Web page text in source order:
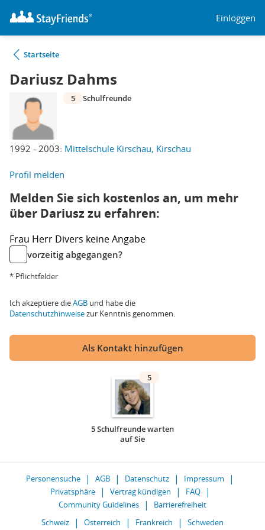
Einloggen
Startseite
Dariusz Dahms
1992 - 2003: Mittelschule Kirschau, Kirschau
5 Schulfreunde
Profil melden
Melden Sie sich kostenlos an, um mehr
über Dariusz zu erfahren:
Frau Herr Divers keine Angabe
vorzeitig abgegangen?
* Pflichtfelder
Ich akzeptiere dieAGB und habe die
Datenschutzhinweisezur Kenntnis genommen.
Als Kontakt hinzufügen
5
5 Schulfreunde warten
auf Sie
Personensuche AGB Datenschutz
Impressum
Privatsphäre
Vertrag kündigen
FAQ
Community Guidelines
Barrierefreiheit
Schweiz
Österreich Frankreich Schweden